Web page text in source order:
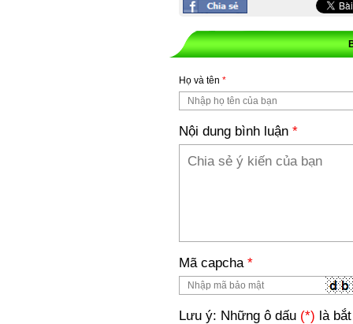
Họ và tên *
Nội dung bình luận *
Mã capcha *
Lưu ý: Những ô dấu (*) là